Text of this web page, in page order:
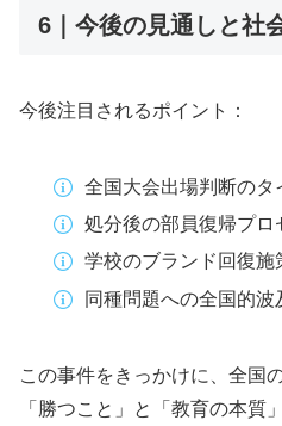
6｜今後の見通しと社
今後注目されるポイント：
全国大会出場判断のタ
処分後の部員復帰プロ
学校のブランド回復施
同種問題への全国的波
この事件をきっかけに、全国
「勝つこと」と「教育の本質